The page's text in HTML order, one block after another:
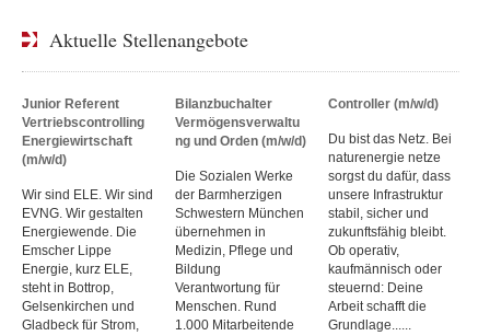
Aktuelle Stellenangebote
Junior Referent
Vertriebscontrolling
Energiewirtschaft
(m/w/d)
Wir sind ELE. Wir sind
EVNG. Wir gestalten
Energiewende. Die
Emscher Lippe
Energie, kurz ELE,
steht in Bottrop,
Gelsenkirchen und
Gladbeck für Strom,
Bilanzbuchalter
Vermögensverwaltu
ng und Orden (m/w/d)
Die Sozialen Werke
der Barmherzigen
Schwestern München
übernehmen in
Medizin, Pflege und
Bildung
Verantwortung für
Menschen. Rund
1.000 Mitarbeitende
Controller (m/w/d)
Du bist das Netz. Bei
naturenergie netze
sorgst du dafür, dass
unsere Infrastruktur
stabil, sicher und
zukunftsfähig bleibt.
Ob operativ,
kaufmännisch oder
steuernd: Deine
Arbeit schafft die
Grundlage......